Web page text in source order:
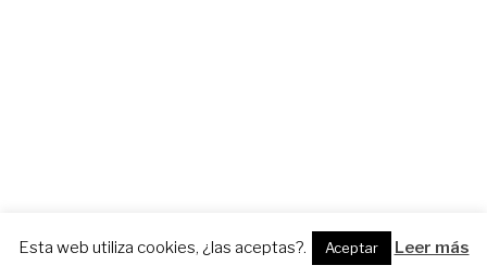
Esta web utiliza cookies, ¿las aceptas?. Aceptar Leer más